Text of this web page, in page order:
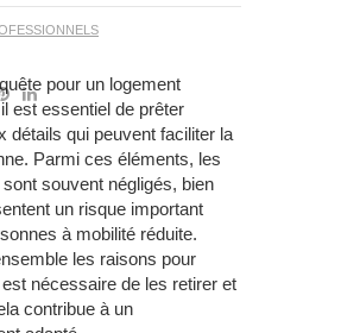
pour un logement
est essentiel de prêter
détails qui peuvent faciliter la
Parmi ces éléments, les
sont souvent négligés, bien
un risque important
à mobilité réduite.
les raisons pour
nécessaire de les retirer et
contribue à un